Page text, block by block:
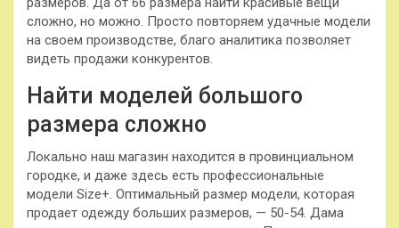
сложно, но можно. Просто повторяем удачные модели
на своем производстве, благо аналитика позволяет
видеть продажи конкурентов.
Найти моделей большого
размера сложно
Локально наш магазин находится в провинциальном
городке, и даже здесь есть профессиональные
модели Size+. Оптимальный размер модели, которая
продает одежду больших размеров, — 50-54. Дама